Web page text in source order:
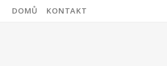
DOMŮ KONTAKT